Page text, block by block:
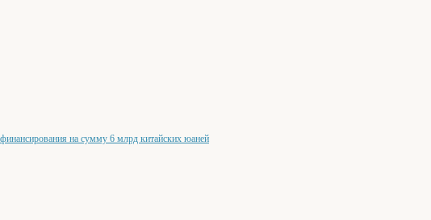
на сумму 6 млрд китайских юаней